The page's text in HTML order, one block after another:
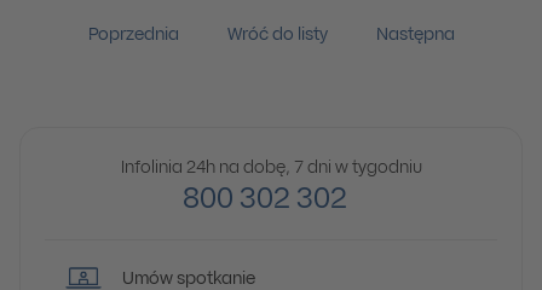
Poprzednia Wróć do listy Następna
Infolinia 24h na dobę, 7 dni w tygodniu
800 302 302
Umów spotkanie